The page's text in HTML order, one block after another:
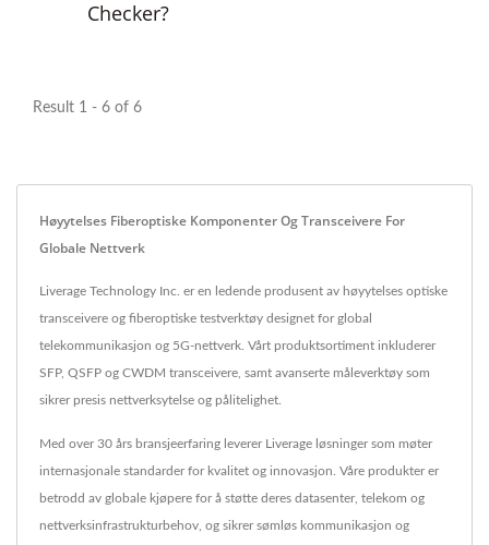
Checker?
Result 1 - 6 of 6
Høyytelses Fiberoptiske Komponenter Og Transceivere For
Globale Nettverk
Liverage Technology Inc. er en ledende produsent av høyytelses optiske
transceivere og fiberoptiske testverktøy designet for global
telekommunikasjon og 5G-nettverk. Vårt produktsortiment inkluderer
SFP, QSFP og CWDM transceivere, samt avanserte måleverktøy som
sikrer presis nettverksytelse og pålitelighet.
Med over 30 års bransjeerfaring leverer Liverage løsninger som møter
internasjonale standarder for kvalitet og innovasjon. Våre produkter er
betrodd av globale kjøpere for å støtte deres datasenter, telekom og
nettverksinfrastrukturbehov, og sikrer sømløs kommunikasjon og